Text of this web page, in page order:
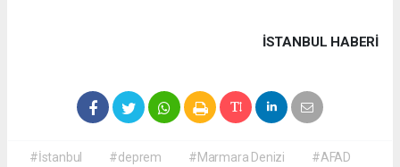
İSTANBUL HABERİ
#İstanbul #deprem #Marmara Denizi
#AFAD